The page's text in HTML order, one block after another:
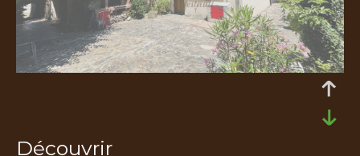
découvrir